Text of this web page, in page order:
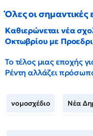
Όλες οι σημαντικές
Καθιερώνεται νέα
Οκτωβρίου με
Το τέλος μιας εποχής
Ρέντη αλλάζει
νομοσχέδιο Νέα